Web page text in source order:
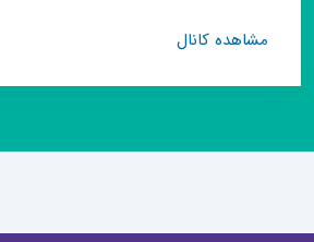
مشاهده کانالکانال
فرش